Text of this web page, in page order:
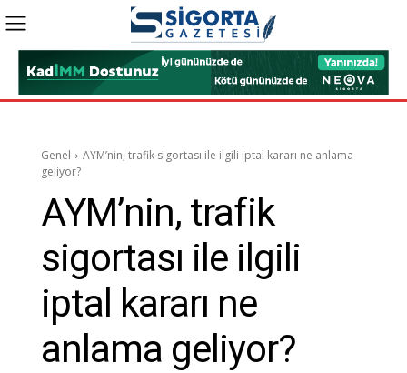
Genel
AYM’nin, trafik sigortası ile ilgili iptal kararı ne anlama
geliyor?
AYM’nin, trafik
sigortası ile ilgili
iptal kararı ne
anlama geliyor?